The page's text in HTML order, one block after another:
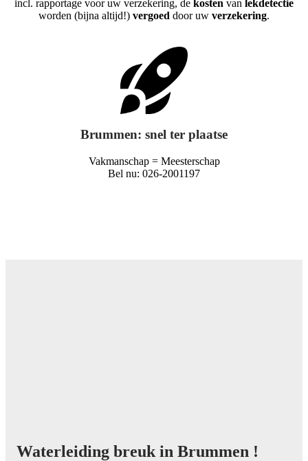
incl. rapportage voor uw verzekering, de kosten van lekdetectie
worden (bijna altijd!) vergoed door uw verzekering.
Brummen: snel ter plaatse
Vakmanschap = Meesterschap
Bel nu: 026-2001197
Waterleiding breuk in Brummen !